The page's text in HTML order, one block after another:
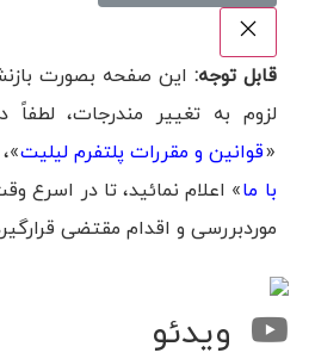
قابل توجه: این صفحه بصورت
لزوم به تغییر مندرجات،
«قوانین و مقررات پلتفرم لیلیت
با ما» اعلام نمائید، تا در
موردبررسی و اقدام مقتضی
ویدئو